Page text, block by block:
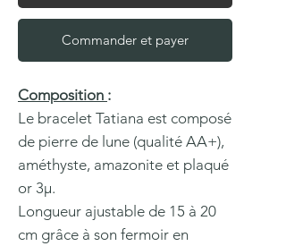
Commander et payer
Composition :
Le bracelet Tatiana est composé
de pierre de lune (qualité AA+),
améthyste, amazonite et plaqué
or 3µ.
Longueur ajustable de 15 à 20
cm grâce à son fermoir en